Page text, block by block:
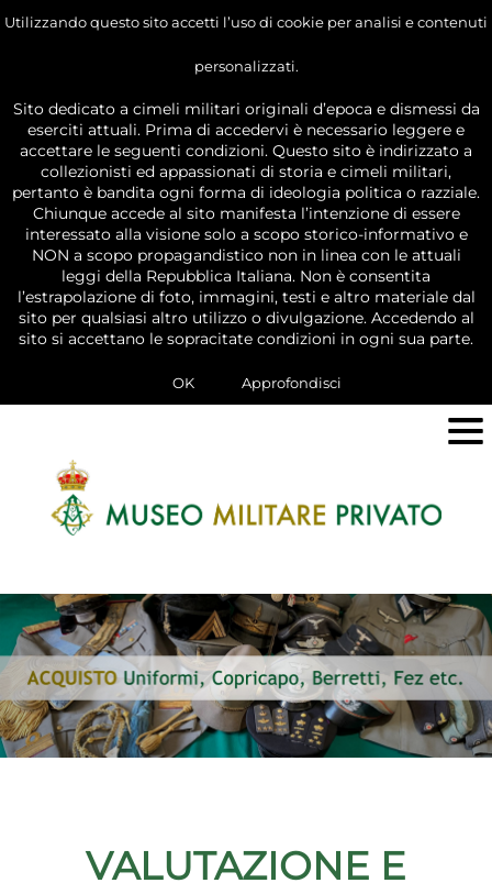
Utilizzando questo sito accetti l’uso di cookie per analisi e contenuti
personalizzati.
Sito dedicato a cimeli militari originali d’epoca e dismessi da
eserciti attuali. Prima di accedervi è necessario leggere e
accettare le seguenti condizioni. Questo sito è indirizzato a
collezionisti ed appassionati di storia e cimeli militari,
pertanto è bandita ogni forma di ideologia politica o razziale.
Chiunque accede al sito manifesta l’intenzione di essere
interessato alla visione solo a scopo storico-informativo e
NON a scopo propagandistico non in linea con le attuali
leggi della Repubblica Italiana. Non è consentita
l’estrapolazione di foto, immagini, testi e altro materiale dal
sito per qualsiasi altro utilizzo o divulgazione. Accedendo al
sito si accettano le sopracitate condizioni in ogni sua parte.
OK Approfondisci
VALUTAZIONE E